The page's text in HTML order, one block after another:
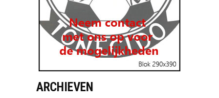
ARCHIEVEN